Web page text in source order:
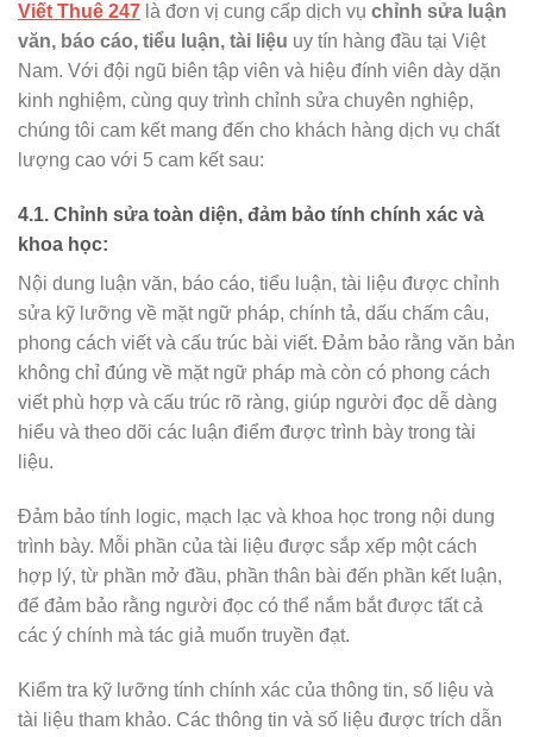
Viết Thuê 247 là đơn vị cung cấp dịch vụ chỉnh sửa luận
văn, báo cáo, tiểu luận, tài liệu uy tín hàng đầu tại Việt
Nam. Với đội ngũ biên tập viên và hiệu đính viên dày dặn
kinh nghiệm, cùng quy trình chỉnh sửa chuyên nghiệp,
chúng tôi cam kết mang đến cho khách hàng dịch vụ chất
lượng cao với 5 cam kết sau:
4.1. Chỉnh sửa toàn diện, đảm bảo tính chính xác và
khoa học:
Nội dung luận văn, báo cáo, tiểu luận, tài liệu được chỉnh
sửa kỹ lưỡng về mặt ngữ pháp, chính tả, dấu chấm câu,
phong cách viết và cấu trúc bài viết. Đảm bảo rằng văn bản
không chỉ đúng về mặt ngữ pháp mà còn có phong cách
viết phù hợp và cấu trúc rõ ràng, giúp người đọc dễ dàng
hiểu và theo dõi các luận điểm được trình bày trong tài
liệu.
Đảm bảo tính logic, mạch lạc và khoa học trong nội dung
trình bày. Mỗi phần của tài liệu được sắp xếp một cách
hợp lý, từ phần mở đầu, phần thân bài đến phần kết luận,
để đảm bảo rằng người đọc có thể nắm bắt được tất cả
các ý chính mà tác giả muốn truyền đạt.
Kiểm tra kỹ lưỡng tính chính xác của thông tin, số liệu và
tài liệu tham khảo. Các thông tin và số liệu được trích dẫn